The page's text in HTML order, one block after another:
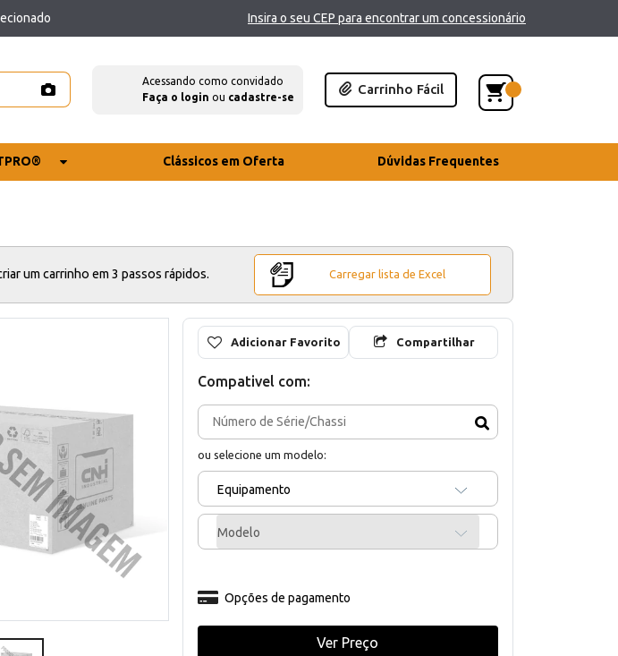
Insira o seu CEP para encontrar um concessionário
Acessando como convidado
Faça o login ou cadastre-se
Carrinho Fácil
Clássicos em Oferta Dúvidas Frequentes
um carrinho em 3 passos rápidos. Carregar lista de Excel
Adicionar Favorito Compartilhar
Compativel com:
ou selecione um modelo:
Equipamento
Modelo
Opções de pagamento
Ver Preço